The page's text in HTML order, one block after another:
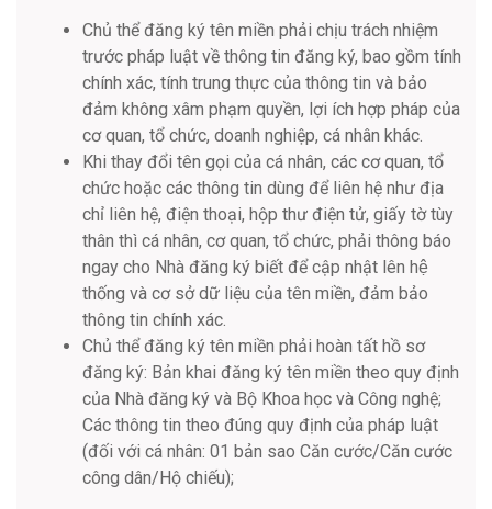
Chủ thể đăng ký tên miền phải chịu trách nhiệm
trước pháp luật về thông tin đăng ký, bao gồm tính
chính xác, tính trung thực của thông tin và bảo
đảm không xâm phạm quyền, lợi ích hợp pháp của
cơ quan, tổ chức, doanh nghiệp, cá nhân khác.
Khi thay đổi tên gọi của cá nhân, các cơ quan, tổ
chức hoặc các thông tin dùng để liên hệ như địa
chỉ liên hệ, điện thoại, hộp thư điện tử, giấy tờ tùy
thân thì cá nhân, cơ quan, tổ chức, phải thông báo
ngay cho Nhà đăng ký biết để cập nhật lên hệ
thống và cơ sở dữ liệu của tên miền, đảm bảo
thông tin chính xác.
Chủ thể đăng ký tên miền phải hoàn tất hồ sơ
đăng ký: Bản khai đăng ký tên miền theo quy định
của Nhà đăng ký và Bộ Khoa học và Công nghệ;
Các thông tin theo đúng quy định của pháp luật
(đối với cá nhân: 01 bản sao Căn cước/Căn cước
công dân/Hộ chiếu);